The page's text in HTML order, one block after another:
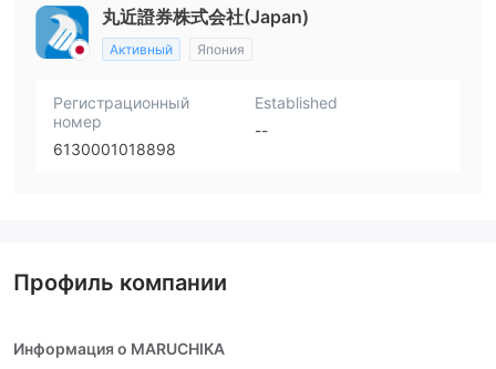
丸近證券株式会社(Japan)
Активный Япония
Регистрационный
номер
6130001018898
Established
--
Профиль компании
Информация о MARUCHIKA